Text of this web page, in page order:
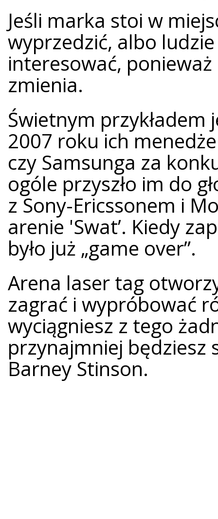
Jeśli marka stoi w
wyprzedzić, albo
interesować,
zmienia.
Świetnym przykładem
2007 roku ich
czy Samsunga za
ogóle przyszło im do
z Sony-Ericssonem i
arenie 'Swat’. Kiedy
było już „game over”.
Arena laser tag
zagrać i wypróbować
wyciągniesz z tego
przynajmniej będziesz
Barney Stinson.